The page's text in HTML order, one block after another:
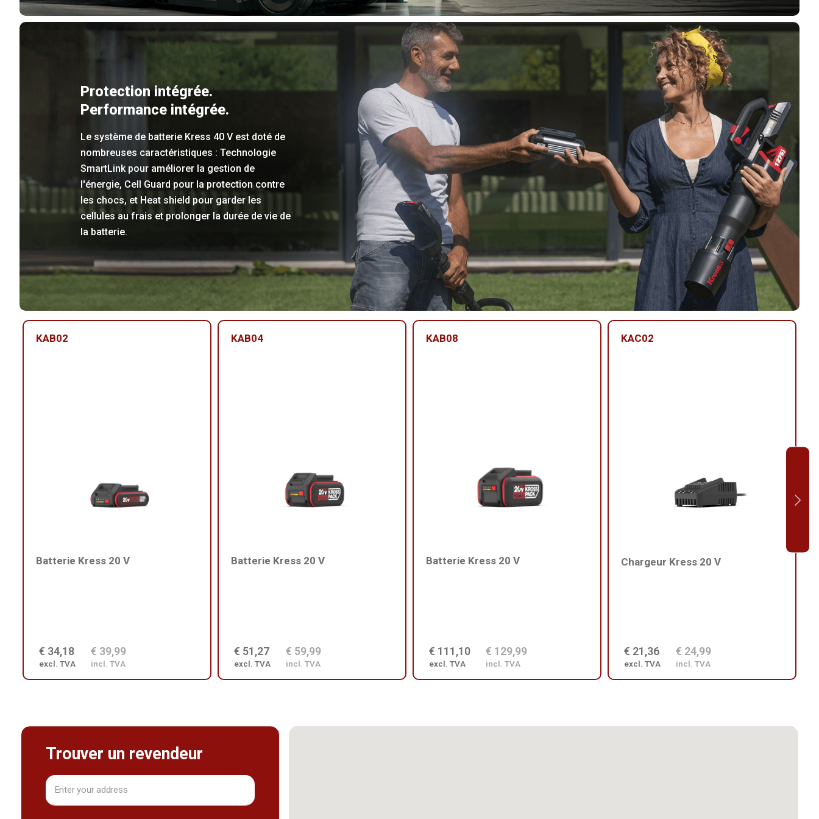
Protection intégrée.
Performance intégrée.
Le système de batterie Kress 40 V est doté de
nombreuses caractéristiques : Technologie
SmartLink pour améliorer la gestion de
l'énergie, Cell Guard pour la protection contre
les chocs, et Heat shield pour garder les
cellules au frais et prolonger la durée de vie de
la batterie.
KAB02
Batterie Kress 20 V
€ 34,18
excl. TVA
€ 39,99
incl. TVA
KAB04
Batterie Kress 20 V
€ 51,27
excl. TVA
€ 59,99
incl. TVA
KAB08
Batterie Kress 20 V
€ 111,10
excl. TVA
€ 129,99
incl. TVA
KAC02
Chargeur Kress 20 V
€ 21,36
excl. TVA
€ 24,99
incl. TVA
Trouver un revendeur